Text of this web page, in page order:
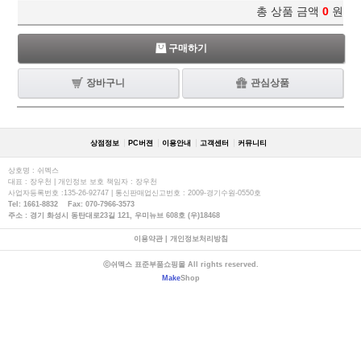
총 상품 금액 0 원
구매하기
장바구니 관심상품
상점정보 PC버젼 이용안내 고객센터 커뮤니티
상호명 : 쉬멕스
대표 : 장우천 | 개인정보 보호 책임자 : 장우천
사업자등록번호 :135-26-92747 | 통신판매업신고번호 : 2009-경기수원-0550호
Tel: 1661-8832 Fax: 070-7966-3573
주소 : 경기 화성시 동탄대로23길 121, 우미뉴브 608호 (우)18468
이용약관| 개인정보처리방침
ⓒ쉬멕스 표준부품쇼핑몰 All rights reserved.
MakeShop